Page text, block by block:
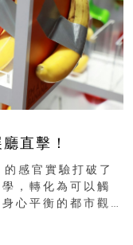
直擊！
感官實驗打破了
，轉化為可以觸
心平衡的都市觀